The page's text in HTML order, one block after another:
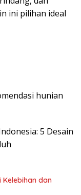
ini pilihan ideal
hunian
5 Desain
Kelebihan dan